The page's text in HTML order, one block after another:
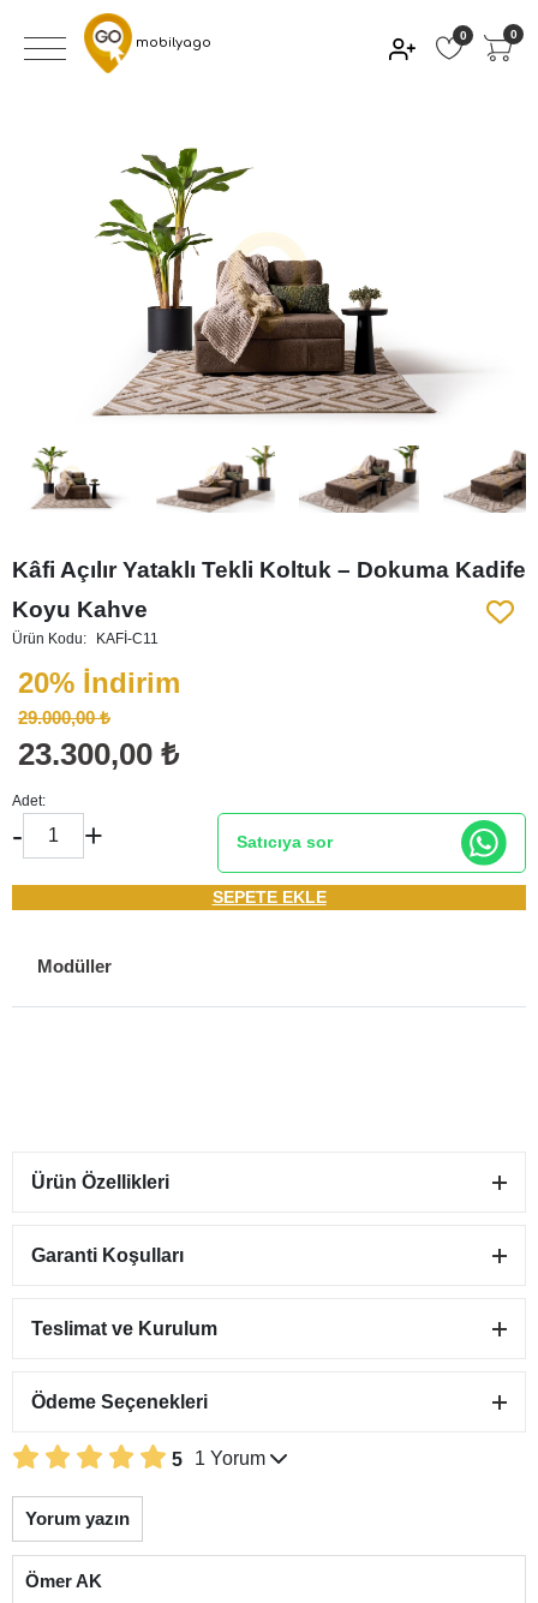
mobilyago 0 0
Kâfi Açılır Yataklı Tekli Koltuk – Dokuma Kadife
Koyu Kahve
Ürün Kodu: KAFİ-C11
23.300,00 ₺
29.000,00 ₺
20% İndirim
Adet:
- + Satıcıya sor
SEPETE EKLE
Modüller
Ürün Özellikleri
Garanti Koşulları
Teslimat ve Kurulum
Ödeme Seçenekleri
5 1 Yorum
Yorum yazın
Ömer AK